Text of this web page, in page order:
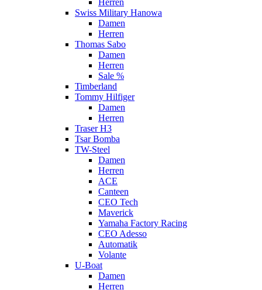
Herren
Swiss Military Hanowa
Damen
Herren
Thomas Sabo
Damen
Herren
Sale %
Timberland
Tommy Hilfiger
Damen
Herren
Traser H3
Tsar Bomba
TW-Steel
Damen
Herren
ACE
Canteen
CEO Tech
Maverick
Yamaha Factory Racing
CEO Adesso
Automatik
Volante
U-Boat
Damen
Herren